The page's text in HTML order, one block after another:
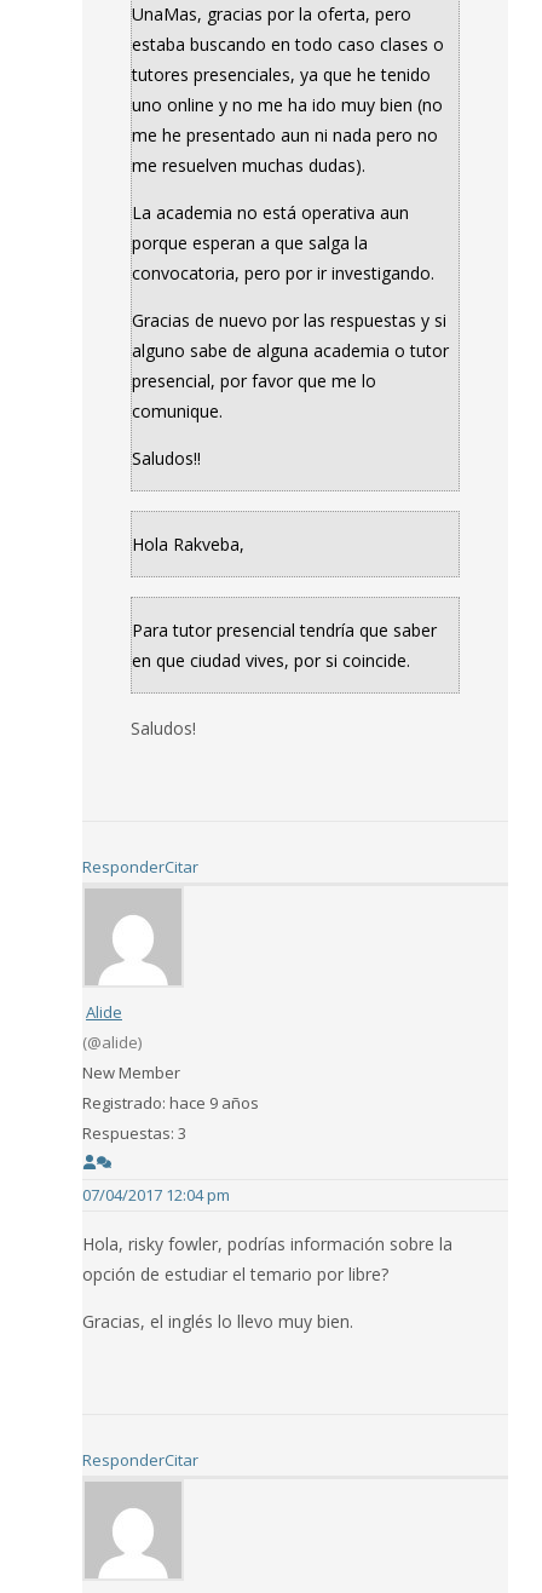
UnaMas, gracias por la oferta, pero
estaba buscando en todo caso clases o
tutores presenciales, ya que he tenido
uno online y no me ha ido muy bien (no
me he presentado aun ni nada pero no
me resuelven muchas dudas).
La academia no está operativa aun
porque esperan a que salga la
convocatoria, pero por ir investigando.
Gracias de nuevo por las respuestas y si
alguno sabe de alguna academia o tutor
presencial, por favor que me lo
comunique.
Saludos!!
Hola Rakveba,
Para tutor presencial tendría que saber
en que ciudad vives, por si coincide.
Saludos!
ResponderCitar
Alide
(@alide)
New Member
Registrado: hace 9 años
Respuestas: 3
07/04/2017 12:04 pm
Hola, risky fowler, podrías información sobre la
opción de estudiar el temario por libre?
Gracias, el inglés lo llevo muy bien.
ResponderCitar